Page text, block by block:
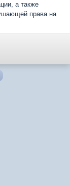
а также
права на